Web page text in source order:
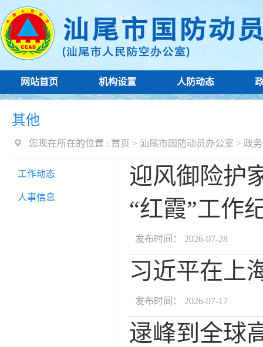
网站首页 机构设置 人防动态
其他
您现在所在的位置 : 首页 > 汕尾市国防动员办公室 > 政
工作动态
人事信息
迎风御险护
“红霞”工作
发布时间： 2026-07-28
习近平在上
发布时间： 2026-07-17
逯峰到全球